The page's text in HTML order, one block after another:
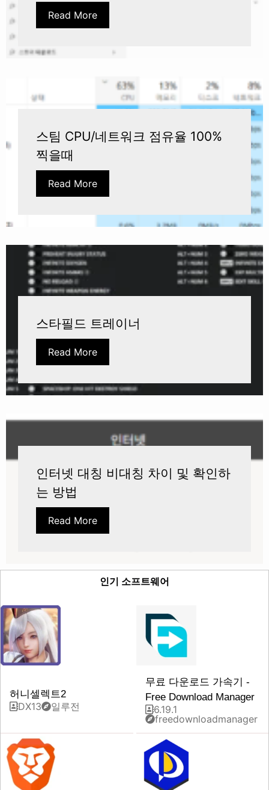
Read More
스팀 CPU/네트워크 점유율 100%
찍을때
Read More
스타필드 트레이너
Read More
인터넷 대칭 비대칭 차이 및 확인하
는 방법
Read More
인기 소프트웨어
허니셀렉트2
DX13 일루전
무료 다운로드 가속기 -
Free Download Manager
6.19.1
freedownloadmanager